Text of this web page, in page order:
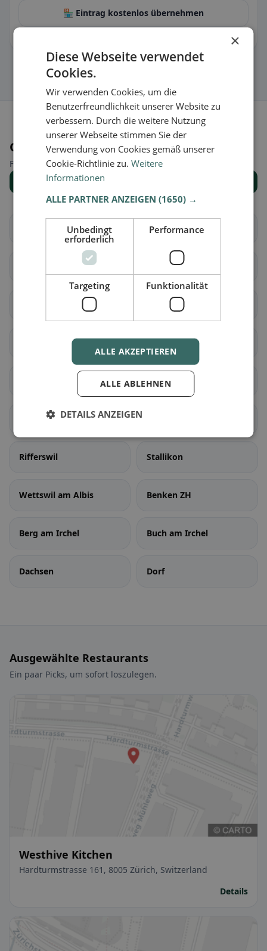
🏪 Eintrag kostenlos übernehmen
Orte in der Nähe
Finde den passenden Ort für deine Restaurantsuche.
Alle Orte anzeigen
Waltenstein
Aeugst am Albis Affoltern am Albis
Hausen am Albis
Kappel am Albis
Maschwanden
Mettmenstetten
Rifferswil Stallikon
Wettswil am Albis Benken ZH
Berg am Irchel Buch am Irchel
Dachsen Dorf
Ausgewählte Restaurants
Ein paar Picks, um sofort loszulegen.
Westhive Kitchen
Hardturmstrasse 161, 8005 Zürich, Switzerland
Details
×
Diese Webseite verwendet
Cookies.
Wir verwenden Cookies, um die
Benutzerfreundlichkeit unserer Website zu
verbessern. Durch die weitere Nutzung
unserer Webseite stimmen Sie der
Verwendung von Cookies gemäß unserer
Cookie-Richtlinie zu.Weitere
Informationen
ALLE PARTNER ANZEIGEN(1650) →
Unbedingt
erforderlich
Performance
Targeting Funktionalität
ALLE AKZEPTIEREN
ALLE ABLEHNEN
DETAILS ANZEIGEN